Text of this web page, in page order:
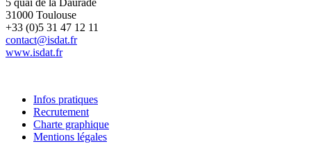
31000 Toulouse
+33 (0)5 31 47 12 11
contact@isdat.fr
www.isdat.fr
Infos pratiques
Recrutement
Charte graphique
Mentions légales